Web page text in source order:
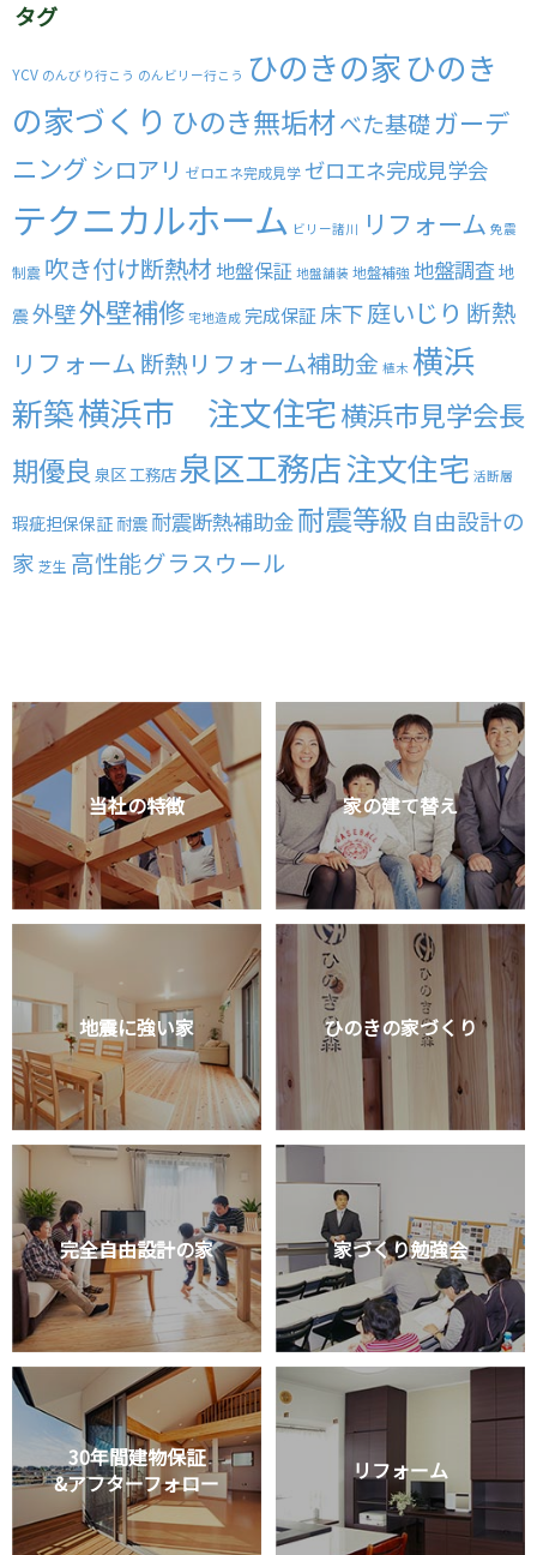
タグ
YCV のんびり行こう のんビリー行こう ひのきの家ひのき
の家づくり ひのき無垢材べた基礎ガーデ
ニングシロアリ ゼロエネ完成見学ゼロエネ完成見学会
テクニカルホーム ビリー諸川 リフォーム 免震
制震 吹き付け断熱材地盤保証 地盤舗装 地盤補強 地盤調査地
震外壁外壁補修 宅地造成 完成保証 床下庭いじり 断熱
リフォーム 断熱リフォーム補助金 植木 横浜
新築横浜市 注文住宅横浜市見学会長
期優良 泉区 工務店泉区工務店注文住宅 活断層
瑕疵担保保証 耐震 耐震断熱補助金耐震等級 自由設計の
家 芝生 高性能グラスウール
当社の特徴 家の建て替え
地震に強い家 ひのきの家づくり
完全自由設計の家 家づくり勉強会
30年間建物保証
&アフターフォロー
リフォーム